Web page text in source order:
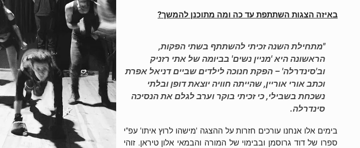
באיזה הצגות השתתפת עד כה ומה מתוכנן להמשך?
"מתחילת השנה זכיתי להשתתף בשתי הפקות,
הראשונה היא 'מניין נשים' בביומה של אתי רזניק
וב'סינדרלה' – הפקת חנוכה לילדים שביים דניאל אפרת
וכתב אורי אוריין, שהייתה חוויה יוצאת דופן ובלתי
נשכחת בשבילי, כי זכיתי בוקר וערב לגלם את הנסיכה
סינדרלה.
בימים אלו אנחנו עורכים חזרות על ההצגה 'מישהו לרוץ איתו' עפ"י
ספרו של דוד גרוסמן ובבימוי של המורה והבמאי אלון טיראן. זוהי